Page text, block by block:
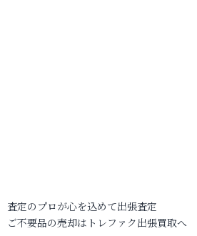
査定のプロが心を込めて出張査定
ご不要品の売却はトレファク出張買取へ